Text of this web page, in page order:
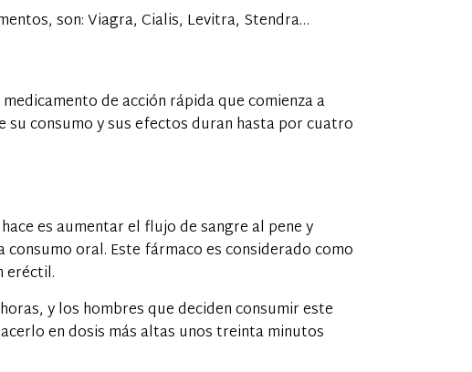
son: Viagra, Cialis, Levitra, Stendra…
de acción rápida que comienza a
consumo y sus efectos duran hasta por cuatro
es aumentar el flujo de sangre al pene y
oral. Este fármaco es considerado como
eréctil.
y los hombres que deciden consumir este
en dosis más altas unos treinta minutos